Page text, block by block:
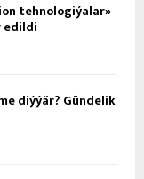
tehnologiýalar»
edildi
diýýär? Gündelik